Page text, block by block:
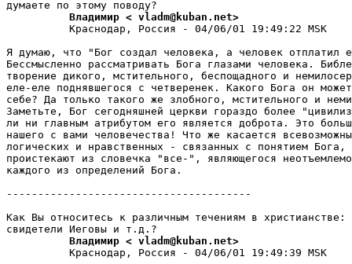
          Владимир < vladm@kuban.net>
          Краснодар, Россия - 04/06/01 19:49:22 MSK
Я думаю, что "Бог создал человека, а человек отплатил
Бессмысленно рассматривать Бога глазами человека.
творение дикого, мстительного, беспощадного и
еле-еле поднявшегося с четвеpенек. Какого Бога он
себе? Да только такого же злобного, мстительного и
Заметьте, Бог сегодняшней церкви гораздо более
ли ни главным атрибутом его является добpота. Это
нашего с вами человечества! Что же касается
логических и нравственных - связанных с понятием
проистекают из словечка "все-", являющегося
каждого из определений Бога.
---------------------------------------
Как Вы относитесь к различным течениям в хpистианстве:
          Владимир < vladm@kuban.net>
          Краснодар, Россия - 04/06/01 19:49:39 MSK